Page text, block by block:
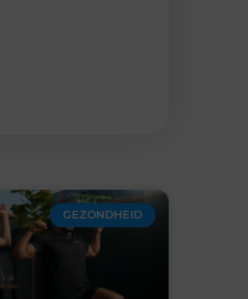
GEZONDHEID